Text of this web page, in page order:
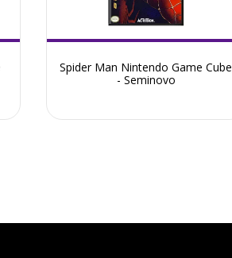
Spider Man Nintendo Game Cube
- Seminovo